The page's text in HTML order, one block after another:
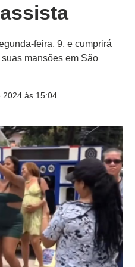
feira, 9, e cumprirá
mansões em São
2024 às 15:04